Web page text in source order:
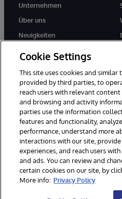
Unternehmen
Über uns
Neuigkeiten
© 1996-2026 InterSystems
vorbehalten.
Mitteilungen/Geschäftsbedingungen
Geld-zurück-Garantie
Impressum
Cookie Settings
This site uses cookies and similar
provided by third parties, to
reach users with relevant
and browsing and activity
parties use the information
features and functionality,
performance, understand more
interactions with our site,
experiences, and reach users
and ads. You can review and
certain cookies on our site, by
More info: Privacy Policy